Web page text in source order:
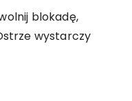
blokadę,
wystarczy